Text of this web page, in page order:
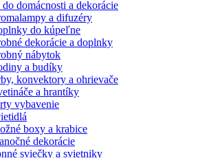
domácnosti a dekorácie
a difuzéry
do kúpeľne
dekorácie a doplnky
nábytok
a budíky
konvektory a ohrievače
a hrantíky
vybavenie
boxy a krabice
dekorácie
sviečky a svietniky